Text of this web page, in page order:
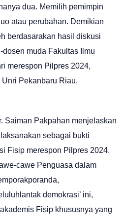
dua. Memilih pemimpin
atau perubahan. Demikian
berdasarakan hasil diskusi
muda Fakultas Ilmu
merespon Pilpres 2024,
Pekanbaru Riau,
Saiman Pakpahan menjelaskan
sebagai bukti
Fisip merespon Pilpres 2024.
cawe Penguasa dalam
demokrasi’ ini,
Fisip khususnya yang